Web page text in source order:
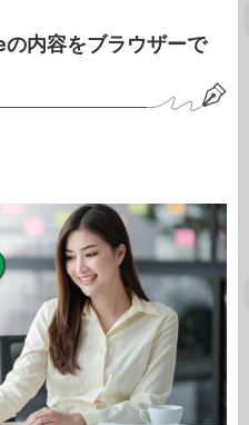
内容をブラウザーで